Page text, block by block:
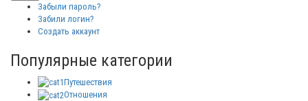
Забыли пароль?
Забили логин?
Создать аккаунт
Популярные категории
Путешествия
Отношения